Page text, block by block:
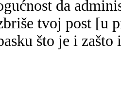
da
tvoj post [u
što je i